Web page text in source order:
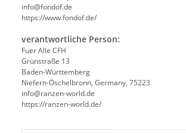
info@fondof.de
https://www.fondof.de/
verantwortliche Person:
Fuer Alle CFH
Grünstraße 13
Baden-Württemberg
Niefern-Öschelbronn, Germany, 75223
info@ranzen-world.de
https://ranzen-world.de/